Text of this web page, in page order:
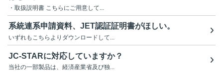
・取扱説明書 こちらにご用意して...
系統連系申請資料、JET認証証明書がほしい。
いずれもこちらよりダウンロードして...
JC-STARに対応していますか？
当社の一部製品は、経済産業省及び独...